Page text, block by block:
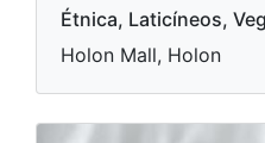
Étnica, Laticíneos,
Holon Mall, Holon